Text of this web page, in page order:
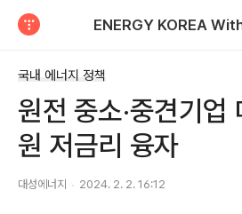
국내 에너지 정책
원전 중소‧중견기
원 저금리 융자
대성에너지 2024. 2. 2. 16:12